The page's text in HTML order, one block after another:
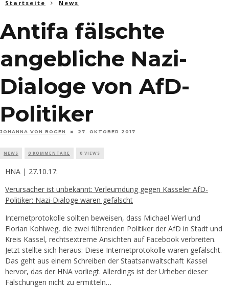
Startseite News
Antifa fälschte
angebliche Nazi-
Dialoge von AfD-
Politiker
JOHANNA VON BOGEN 27. OKTOBER 2017
NEWS 0 KOMMENTARE 0 VIEWS
HNA | 27.10.17:
Verursacher ist unbekannt: Verleumdung gegen Kasseler AfD-
Politiker: Nazi-Dialoge waren gefälscht
Internetprotokolle sollten beweisen, dass Michael Werl und
Florian Kohlweg, die zwei führenden Politiker der AfD in Stadt und
Kreis Kassel, rechtsextreme Ansichten auf Facebook verbreiten.
Jetzt stellte sich heraus: Diese Internetprotokolle waren gefälscht.
Das geht aus einem Schreiben der Staatsanwaltschaft Kassel
hervor, das der HNA vorliegt. Allerdings ist der Urheber dieser
Fälschungen nicht zu ermitteln…